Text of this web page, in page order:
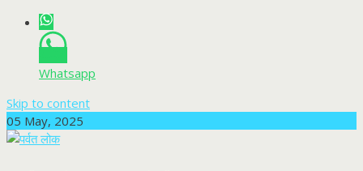
Whatsapp
Skip to content
05 May, 2025